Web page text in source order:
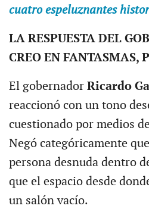
cuatro espeluznantes
LA RESPUESTA DEL
CREO EN FANTASMAS,
El gobernador Ricardo
reaccionó con un tono
cuestionado por medios
Negó categóricamente
persona desnuda dentro
que el espacio desde
un salón vacío.